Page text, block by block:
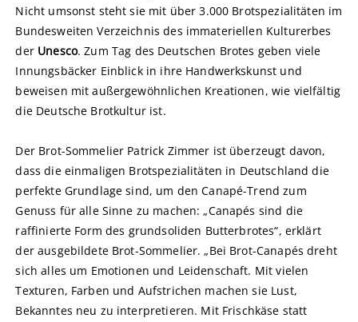
Nicht umsonst steht sie mit über 3.000 Brotspezialitäten im
Bundesweiten Verzeichnis des immateriellen Kulturerbes
der Unesco. Zum Tag des Deutschen Brotes geben viele
Innungsbäcker Einblick in ihre Handwerkskunst und
beweisen mit außergewöhnlichen Kreationen, wie vielfältig
die Deutsche Brotkultur ist.
Der Brot-Sommelier Patrick Zimmer ist überzeugt davon,
dass die einmaligen Brotspezialitäten in Deutschland die
perfekte Grundlage sind, um den Canapé-Trend zum
Genuss für alle Sinne zu machen: „Canapés sind die
raffinierte Form des grundsoliden Butterbrotes“, erklärt
der ausgebildete Brot-Sommelier. „Bei Brot-Canapés dreht
sich alles um Emotionen und Leidenschaft. Mit vielen
Texturen, Farben und Aufstrichen machen sie Lust,
Bekanntes neu zu interpretieren. Mit Frischkäse statt